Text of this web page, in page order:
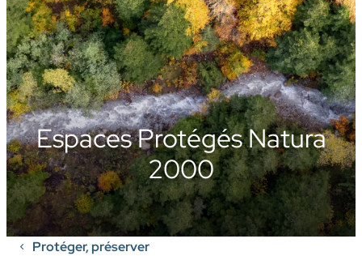
Espaces Protégés Natura
2000
Protéger, préserver